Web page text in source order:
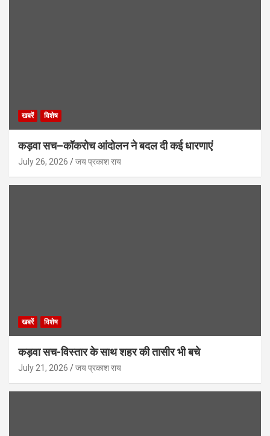
खबरें विशेष
कड़वा सच–कॉकरोच आंदोलन ने बदल दी कई धारणाएं
July 26, 2026 जय प्रकाश राय
खबरें विशेष
कड़वा सच-विस्तार के साथ शहर की तासीर भी बचे
July 21, 2026 जय प्रकाश राय